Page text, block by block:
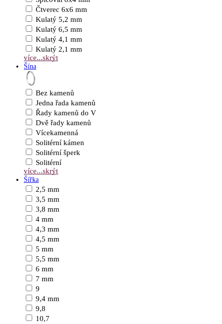
Čtverec 6x6 mm
Kulatý 5,2 mm
Kulatý 6,5 mm
Kulatý 4,1 mm
Kulatý 2,1 mm
více...skrýt
Šína
Bez kamenů
Jedna řada kamenů
Řady kamenů do V
Dvě řady kamenů
Vícekamenná
Solitérní kámen
Solitérní šperk
Solitérní
více...skrýt
Šířka
2,5 mm
3,5 mm
3,8 mm
4 mm
4,3 mm
4,5 mm
5 mm
5,5 mm
6 mm
7 mm
9
9,4 mm
9,8
10,7